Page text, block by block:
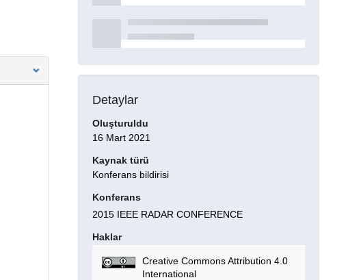
Detaylar
Oluşturuldu
16 Mart 2021
Kaynak türü
Konferans bildirisi
Konferans
2015 IEEE RADAR CONFERENCE
Haklar
Creative Commons Attribution 4.0
International